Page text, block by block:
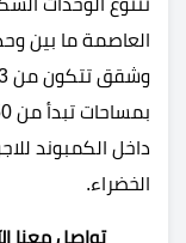
تتنوع الوحدات
العاصمة ما بين
داخل الكمبوند
الخضراء.